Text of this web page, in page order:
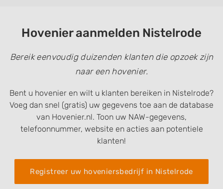
Hovenier aanmelden Nistelrode
Bereik eenvoudig duizenden klanten die opzoek zijn
naar een hovenier.
Bent u hovenier en wilt u klanten bereiken in Nistelrode?
Voeg dan snel (gratis) uw gegevens toe aan de database
van Hovenier.nl. Toon uw NAW-gegevens,
telefoonnummer, website en acties aan potentiele
klanten!
Registreer uw hoveniersbedrijf in Nistelrode